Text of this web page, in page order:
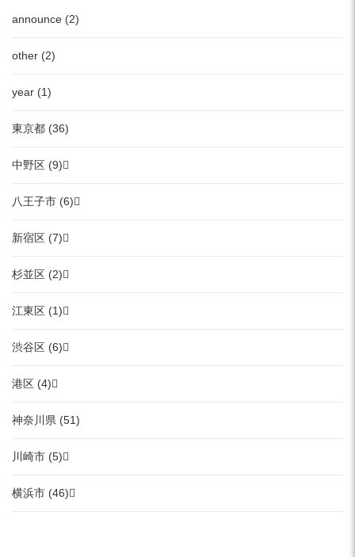
announce (2)
other (2)
year (1)
東京都 (36)
中野区 (9)
八王子市 (6)
新宿区 (7)
杉並区 (2)
江東区 (1)
渋谷区 (6)
港区 (4)
神奈川県 (51)
川崎市 (5)
横浜市 (46)